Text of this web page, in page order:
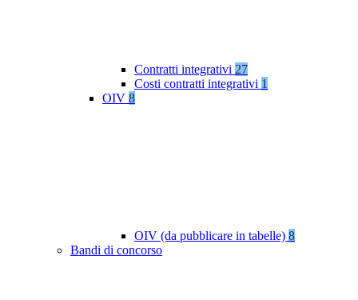
Contratti integrativi 27
Costi contratti integrativi 1
OIV 8
OIV (da pubblicare in tabelle) 8
Bandi di concorso